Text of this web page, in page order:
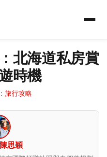
北海道私房賞
時機
旅行攻略
陳思穎